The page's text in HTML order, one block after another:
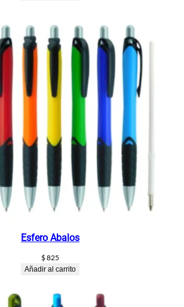
Esfero Abalos
$825
Añadir al carrito